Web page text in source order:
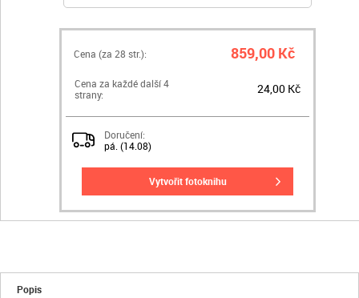
Cena (za 28 str.): 859,00 Kč
Cena za každé další 4
strany:
24,00 Kč
Doručení:
pá. (14.08)
vytvořit fotoknihu
Popis